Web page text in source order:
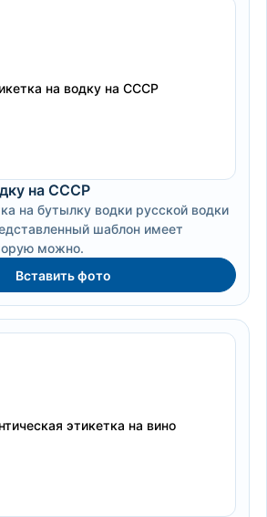
на СССР
на бутылку водки русской водки
шаблон имеет
можно.
Вставить фото